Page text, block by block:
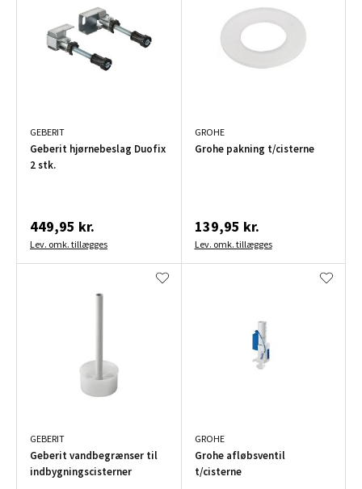
GEBERIT
Geberit hjørnebeslag Duofix
2 stk.
449,95 kr.
Lev. omk. tillægges
GROHE
Grohe pakning t/cisterne
139,95 kr.
Lev. omk. tillægges
GEBERIT
Geberit vandbegrænser til
indbygningscisterner
GROHE
Grohe afløbsventil
t/cisterne